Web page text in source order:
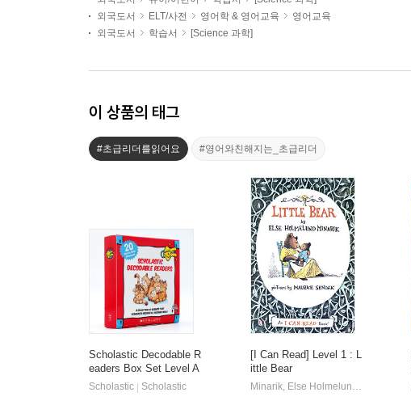
외국도서
ELT/사전 영어학 & 영어교육
영어교육
외국도서
학습서 [Science 과학]
이 상품의 태그
#초급리더를읽어요 #영어와친해지는_초급리더
Scholastic Decodable R
eaders Box Set Level A
(StoryPlus QR코드)
Scholastic
Scholastic
[I Can Read] Level 1 : L
ittle Bear
Minarik, Else Holmelund / Sendak, Maurice